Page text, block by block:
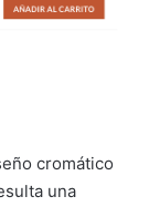
cromático
una